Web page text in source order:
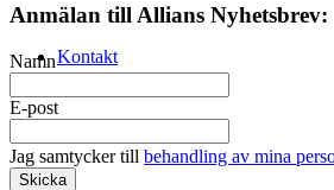
Kontakt
Anmälan till Allians Nyhetsbrev:
Namn
E-post
Jag samtycker till behandling av mina